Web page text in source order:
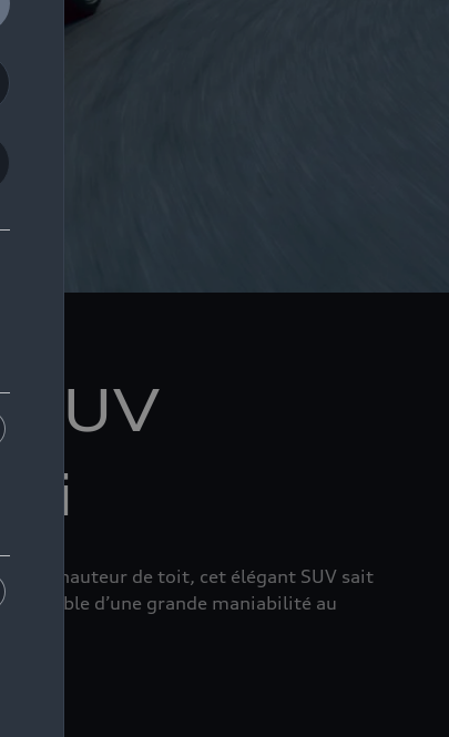
hauteur de toit, cet élégant SUV sait
capable d’une grande maniabilité au